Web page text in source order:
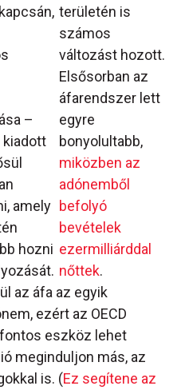
területén is
számos
változást hozott.
Elsősorban az
áfarendszer lett
egyre
bonyolultabb,
miközben az
adónemből
befolyó
bevételek
ezermilliárddal
nőttek.
–
kiadott
amely
hozni
az áfa az egyik
ezért az OECD
eszköz lehet
meginduljon más, az
is. (Ez segítene az